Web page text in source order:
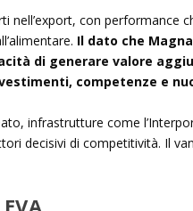
nell’export, con performance
Il dato che
di generare valore
competenze e
infrastrutture come
decisivi di competitività. Il